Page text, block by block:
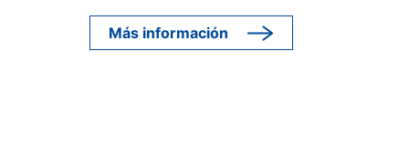
Más información